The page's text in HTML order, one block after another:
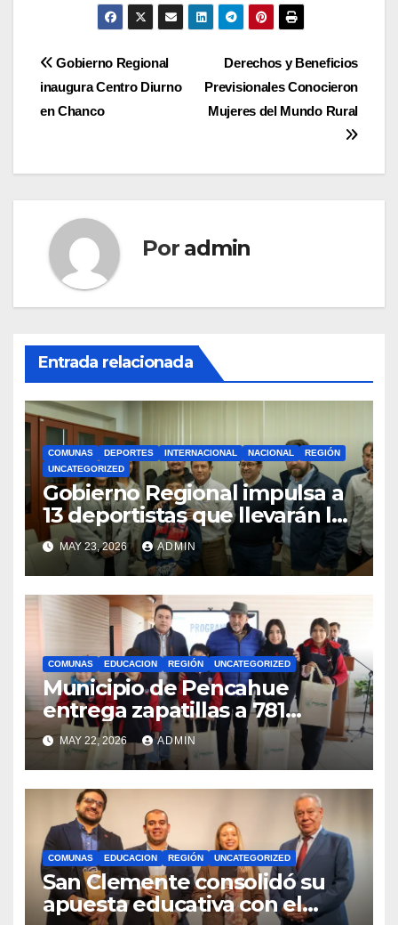
Navegación
de
Derechos y Beneficios
Previsionales Conocieron
Mujeres del Mundo Rural
Gobierno Regional
inaugura Centro Diurno
en Chanco
Por admin
Entrada relacionada
COMUNAS DEPORTES INTERNACIONAL NACIONAL
REGIÓN
UNCATEGORIZED
Gobierno Regional impulsa a
13 deportistas que llevarán la
bandera maulina a
competencias
internacionales
MAY 23, 2026 ADMIN
COMUNAS EDUCACION REGIÓN UNCATEGORIZED
Municipio de Pencahue
entrega zapatillas a 781
estudiantes con recursos del
Royalty Minero
MAY 22, 2026 ADMIN
COMUNAS EDUCACION REGIÓN UNCATEGORIZED
San Clemente consolidó su
apuesta educativa con el